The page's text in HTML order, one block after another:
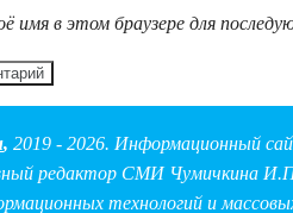
имя в этом браузере для
, 2019 - 2026. Информационный
редактор СМИ Чумичкина
технологий и